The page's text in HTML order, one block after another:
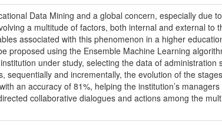
Data Mining and a global concern, especially due
a multitude of factors, both internal and external to
associated with this phenomenon in a higher
proposed using the Ensemble Machine Learning
under study, selecting the data of
sequentially and incrementally, the evolution of the
an accuracy of 81%, helping the institution’s
collaborative dialogues and actions among the